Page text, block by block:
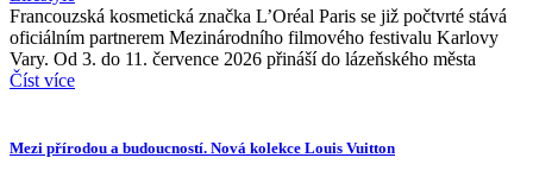
Francouzská kosmetická značka L’Oréal Paris se již počtvrté stává
oficiálním partnerem Mezinárodního filmového festivalu Karlovy
Vary. Od 3. do 11. července 2026 přináší do lázeňského města
Číst více
Mezi přírodou a budoucností. Nová kolekce Louis Vuitton